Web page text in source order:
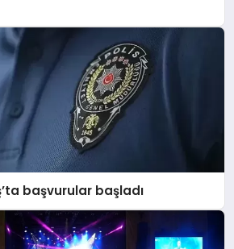
başvurular başladı